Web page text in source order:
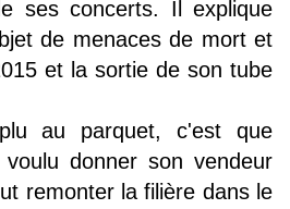
ses concerts. Il explique
de menaces de mort et
et la sortie de son tube
au parquet, c'est que
donner son vendeur
remonter la filière dans le